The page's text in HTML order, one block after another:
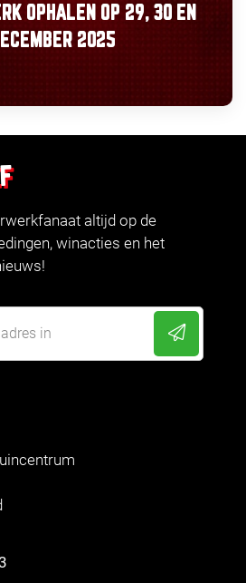
OPHALEN OP 29, 30 EN
2025
altijd op de
winacties en het